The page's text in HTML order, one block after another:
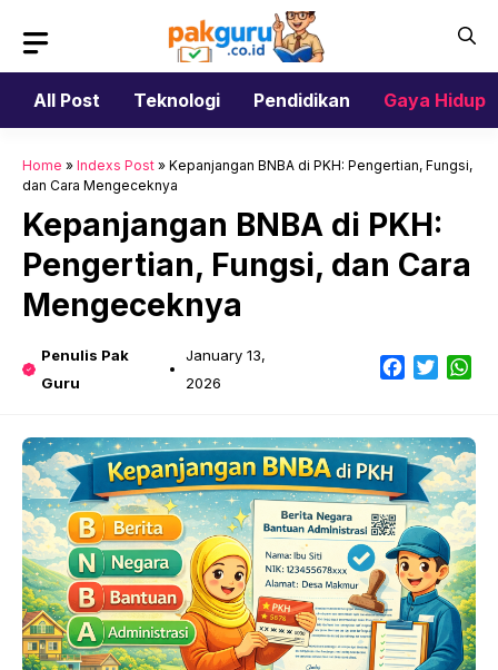
content
All Post
Teknologi Pendidikan Gaya Hidup
Home » Indexs Post » Kepanjangan BNBA di PKH: Pengertian, Fungsi,
dan Cara Mengeceknya
Kepanjangan BNBA di PKH:
Pengertian, Fungsi, dan Cara
Mengeceknya
Penulis Pak
Guru
January 13,
2026
Facebook
Twitter